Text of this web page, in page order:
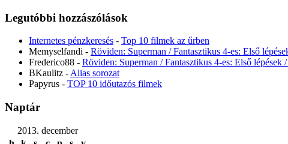
Legutóbbi hozzászólások
Internetes pénzkeresés - Top 10 filmek az űrben
Memyselfandi - Röviden: Superman / Fantasztikus 4-es: Első
Frederico88 - Röviden: Superman / Fantasztikus 4-es: Első
BKaulitz - Alias sorozat
Papyrus - TOP 10 időutazós filmek
Naptár
2013. december